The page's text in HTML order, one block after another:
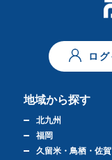
ロ
地域から探す
北九州
福岡
久留米・鳥栖・佐賀